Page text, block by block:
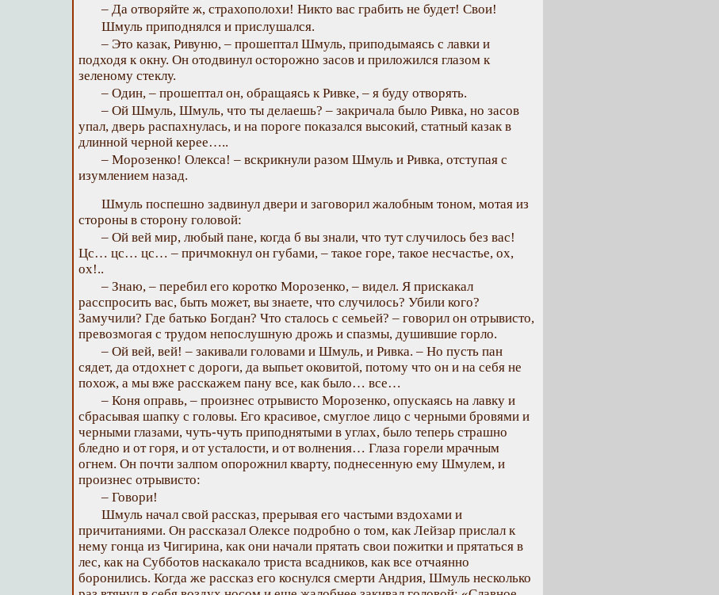
– Да отворяйте ж, страхополохи! Никто вас грабить не будет! Свои!
Шмуль приподнялся и прислушался.
– Это казак, Ривуню, – прошептал Шмуль, приподымаясь с лавки и
подходя к окну. Он отодвинул осторожно засов и приложился глазом к
зеленому стеклу.
– Один, – прошептал он, обращаясь к Ривке, – я буду отворять.
– Ой Шмуль, Шмуль, что ты делаешь? – закричала было Ривка, но засов
упал, дверь распахнулась, и на пороге показался высокий, статный казак в
длинной черной керее…..
– Морозенко! Олекса! – вскрикнули разом Шмуль и Ривка, отступая с
изумлением назад.
Шмуль поспешно задвинул двери и заговорил жалобным тоном, мотая из
стороны в сторону головой:
– Ой вей мир, любый пане, когда б вы знали, что тут случилось без вас!
Цс… цс… цс… – причмокнул он губами, – такое горе, такое несчастье, ох,
ох!..
– Знаю, – перебил его коротко Морозенко, – видел. Я прискакал
расспросить вас, быть может, вы знаете, что случилось? Убили кого?
Замучили? Где батько Богдан? Что сталось с семьей? – говорил он отрывисто,
превозмогая с трудом непослушную дрожь и спазмы, душившие горло.
– Ой вей, вей! – закивали головами и Шмуль, и Ривка. – Но пусть пан
сядет, да отдохнет с дороги, да выпьет оковитой, потому что он и на себя не
похож, а мы вже расскажем пану все, как было… все…
– Коня оправь, – произнес отрывисто Морозенко, опускаясь на лавку и
сбрасывая шапку с головы. Его красивое, смуглое лицо с черными бровями и
черными глазами, чуть-чуть приподнятыми в углах, было теперь страшно
бледно и от горя, и от усталости, и от волнения… Глаза горели мрачным
огнем. Он почти залпом опорожнил кварту, поднесенную ему Шмулем, и
произнес отрывисто:
– Говори!
Шмуль начал свой рассказ, прерывая его частыми вздохами и
причитаниями. Он рассказал Олексе подробно о том, как Лейзар прислал к
нему гонца из Чигирина, как они начали прятать свои пожитки и прятаться в
лес, как на Субботов наскакало триста всадников, как все отчаянно
боронились. Когда же рассказ его коснулся смерти Андрия, Шмуль несколько